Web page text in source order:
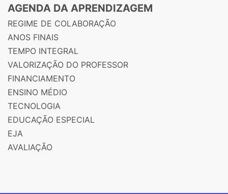
AGENDA DA APRENDIZAGEM
REGIME DE COLABORAÇÃO
ANOS FINAIS
TEMPO INTEGRAL
VALORIZAÇÃO DO PROFESSOR
FINANCIAMENTO
ENSINO MÉDIO
TECNOLOGIA
EDUCAÇÃO ESPECIAL
EJA
AVALIAÇÃO